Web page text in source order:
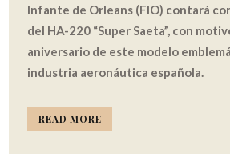
Infante de Orleans (FIO) contará
del HA-220 “Super Saeta”, con
aniversario de este modelo
industria aeronáutica española.
READ MORE